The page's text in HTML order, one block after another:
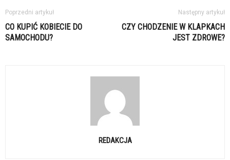
Poprzedni artykuł
CO KUPIĆ KOBIECIE DO
SAMOCHODU?
Następny artykuł
CZY CHODZENIE W KLAPKACH
JEST ZDROWE?
REDAKCJA